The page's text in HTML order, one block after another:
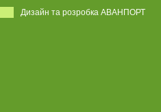
Дизайн та розробка АВАНПОРТ